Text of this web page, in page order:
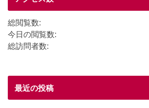
総閲覧数:
今日の閲覧数:
総訪問者数:
最近の投稿